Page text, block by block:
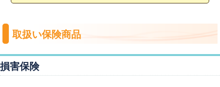
取扱い保険商品
損害保険